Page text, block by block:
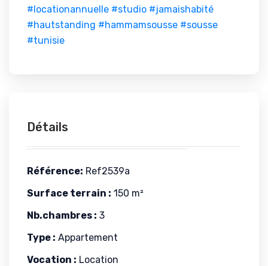
#locationannuelle #studio #jamaishabité
#hautstanding #hammamsousse #sousse
#tunisie
Détails
Référence: Ref2539a
Surface terrain : 150 m²
Nb.chambres : 3
Type : Appartement
Vocation : Location